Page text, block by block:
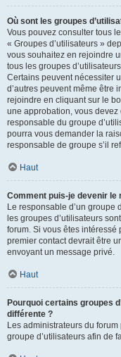
Où sont les groupes
Vous pouvez consulter tous
« Groupes d’utilisateurs »
vous souhaitez en rejoindre
tous les groupes
Certains peuvent nécessiter
d’autres peuvent même être
rejoindre en cliquant sur le
une approbation, vous
responsable du groupe
pourra vous demander la
responsable de groupe s’il
Haut
Comment puis-je devenir le
Le responsable d’un groupe
les groupes d’utilisateurs
forum. Si vous êtes intéressé
premier contact devrait être
envoyant un message privé.
Haut
Pourquoi certains groupes
différente ?
Les administrateurs du
groupe d’utilisateurs afin de